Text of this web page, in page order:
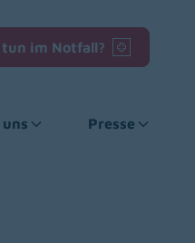
tun im Notfall?
Presse